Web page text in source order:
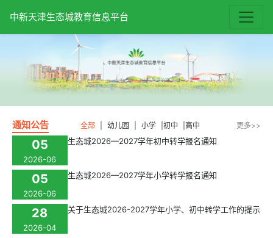
中新天津生态城教育信息平台
通知公告 全部 幼儿园 小学 初中 高中 更多>>
05
2026-06
生态城2026—2027学年初中转学报名通知
05
2026-06
生态城2026—2027学年小学转学报名通知
28
2026-04
关于生态城2026-2027学年小学、初中转学工作的提示